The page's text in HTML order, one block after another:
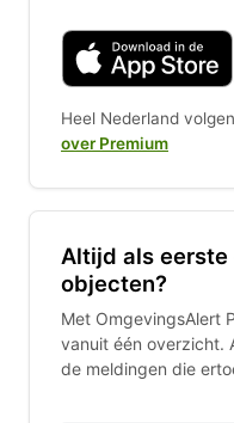
Heel Nederland
over Premium
Altijd als
objecten?
Met OmgevingsAlert
vanuit één overzicht.
de meldingen die